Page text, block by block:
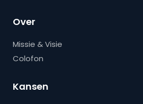
Over
Missie & Visie
Colofon
Kansen